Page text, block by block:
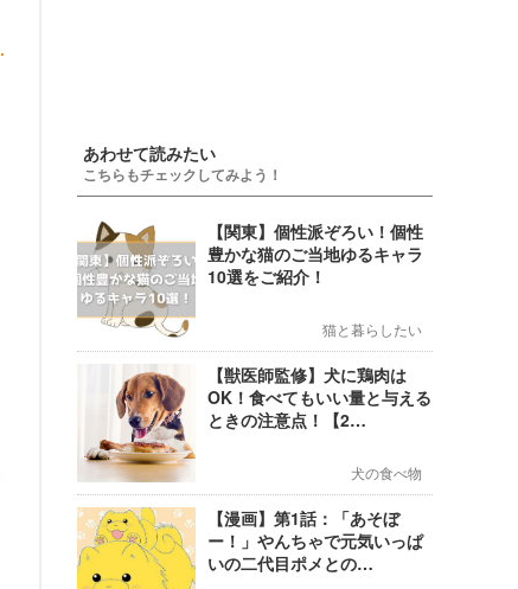
あわせて読みたい
こちらもチェックしてみよう！
【関東】個性派ぞろい！個性
豊かな猫のご当地ゆるキャラ
10選をご紹介！
猫と暮らしたい
【獣医師監修】犬に鶏肉は
OK！食べてもいい量と与える
ときの注意点！【2…
犬の食べ物
【漫画】第1話：「あそぼ
ー！」やんちゃで元気いっぱ
いの二代目ポメとの…